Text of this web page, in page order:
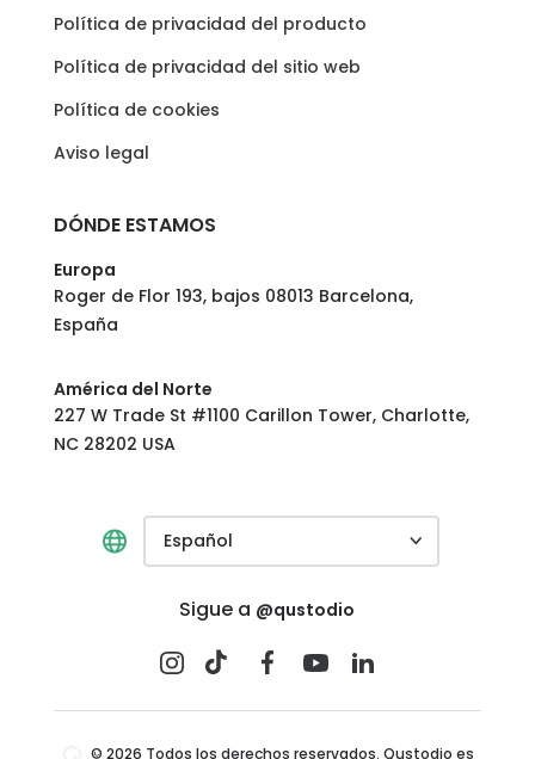
Política de privacidad del producto
Política de privacidad del sitio web
Política de cookies
Aviso legal
DÓNDE ESTAMOS
Europa
Roger de Flor 193, bajos 08013 Barcelona,
España
América del Norte
227 W Trade St #1100 Carillon Tower, Charlotte,
NC 28202 USA
Español
Sigue a @qustodio
© 2026 Todos los derechos reservados. Qustodio es